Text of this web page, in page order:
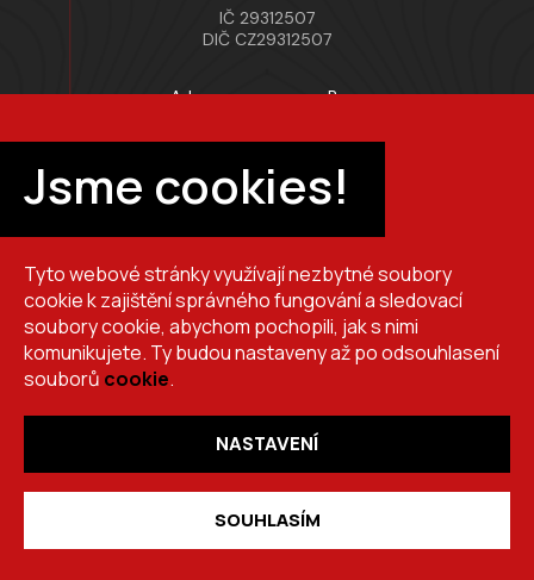
Jsme cookies!
Tyto webové stránky využívají nezbytné soubory
cookie k zajištění správného fungování a sledovací
soubory cookie, abychom pochopili, jak s nimi
komunikujete. Ty budou nastaveny až po odsouhlasení
souborů cookie.
NASTAVENÍ
SOUHLASÍM
IČ 29312507
DIČ CZ29312507
Adresa provozovny Brno
Pracovní doba
Po–Pá 7:00 – 15:30
+420 725 510 044
obchod@brslik.cz
BRŠLÍK, s.r.o.. Všechna práva vyhrazena.
desktop_windows